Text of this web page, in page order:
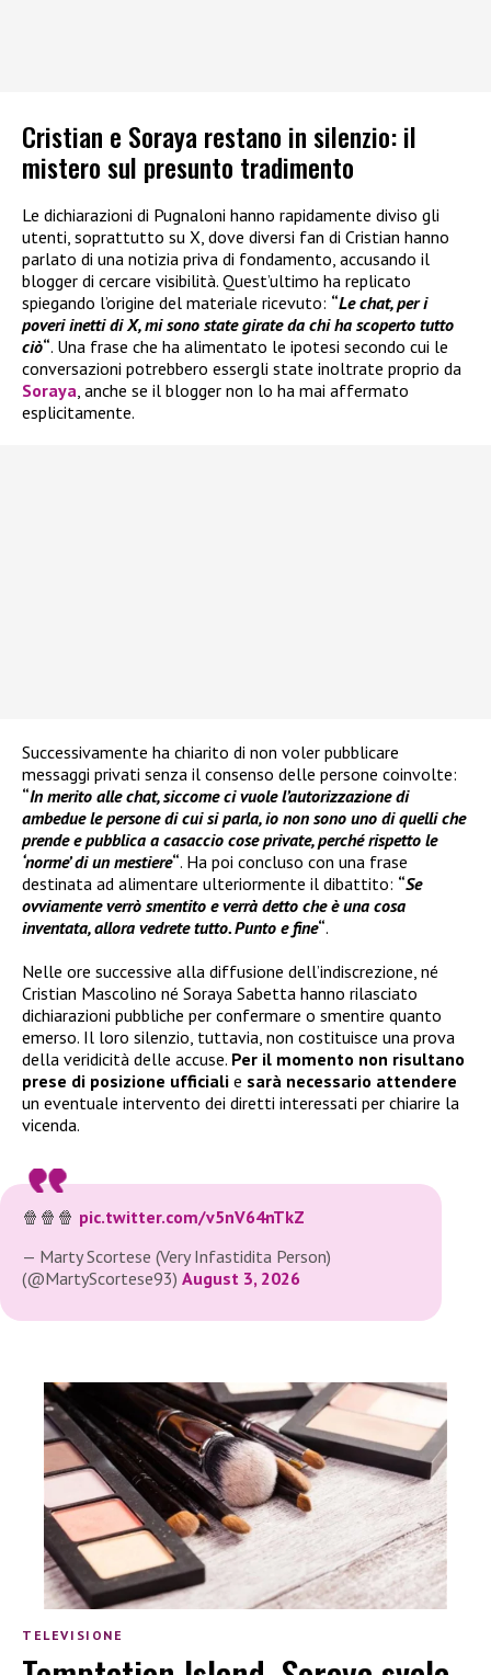
Cristian e Soraya restano in silenzio: il
mistero sul presunto tradimento
Le dichiarazioni di Pugnaloni hanno rapidamente diviso gli
utenti, soprattutto su X, dove diversi fan di Cristian hanno
parlato di una notizia priva di fondamento, accusando il
blogger di cercare visibilità. Quest’ultimo ha replicato
spiegando l’origine del materiale ricevuto: “Le chat, per i
poveri inetti di X, mi sono state girate da chi ha scoperto tutto
ciò“. Una frase che ha alimentato le ipotesi secondo cui le
conversazioni potrebbero essergli state inoltrate proprio da
Soraya, anche se il blogger non lo ha mai affermato
esplicitamente.
Successivamente ha chiarito di non voler pubblicare
messaggi privati senza il consenso delle persone coinvolte:
“In merito alle chat, siccome ci vuole l’autorizzazione di
ambedue le persone di cui si parla, io non sono uno di quelli che
prende e pubblica a casaccio cose private, perché rispetto le
‘norme’ di un mestiere“. Ha poi concluso con una frase
destinata ad alimentare ulteriormente il dibattito: “Se
ovviamente verrò smentito e verrà detto che è una cosa
inventata, allora vedrete tutto. Punto e fine“.
Nelle ore successive alla diffusione dell’indiscrezione, né
Cristian Mascolino né Soraya Sabetta hanno rilasciato
dichiarazioni pubbliche per confermare o smentire quanto
emerso. Il loro silenzio, tuttavia, non costituisce una prova
della veridicità delle accuse. Per il momento non risultano
prese di posizione ufficiali e sarà necessario attendere
un eventuale intervento dei diretti interessati per chiarire la
vicenda.
🍿🍿🍿 pic.twitter.com/v5nV64nTkZ
— Marty Scortese (Very Infastidita Person)
(@MartyScortese93) August 3, 2026
TELEVISIONE